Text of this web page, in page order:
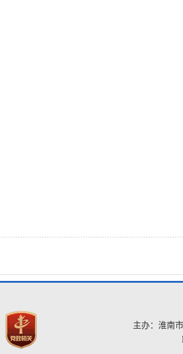
主办：淮南